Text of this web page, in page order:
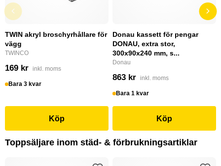
TWIN akryl broschyrhållare för
vägg
TWINCO
169 kr inkl. moms
Bara 3 kvar
Köp
Donau kassett för pengar
DONAU, extra stor,
300x90x240 mm, s...
Donau
863 kr inkl. moms
Bara 1 kvar
Köp
Toppsäljare inom städ- & förbrukningsartiklar